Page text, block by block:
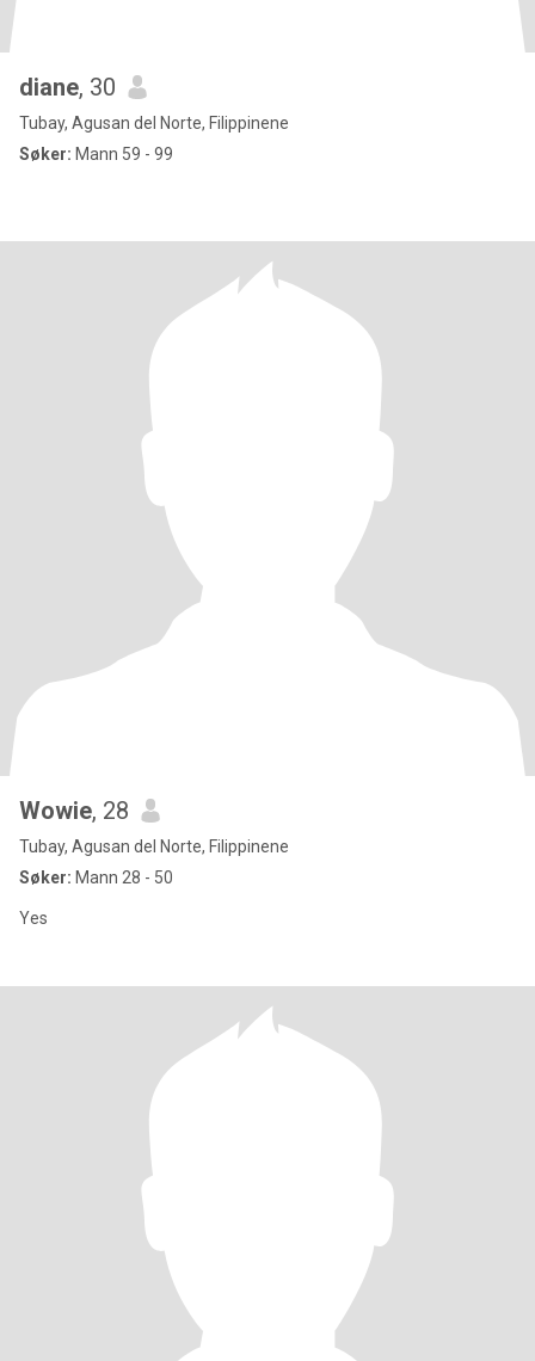
diane, 30
Tubay, Agusan del Norte, Filippinene
Søker: Mann 59 - 99
Wowie, 28
Tubay, Agusan del Norte, Filippinene
Søker: Mann 28 - 50
Yes